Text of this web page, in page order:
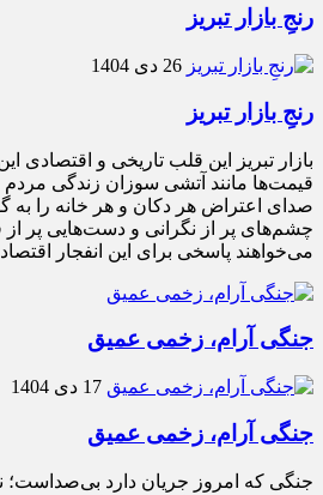
رنجِ بازار تبریز
26 دی 1404
رنجِ بازار تبریز
بازار تبریز این قلب تاریخی و اقتصادی
قیمت‌ها مانند آتشی سوزان زندگی مردم
صدای اعتراض هر دکان و هر خانه را
چشم‌های پر از نگرانی و دست‌هایی پر
می‌خواهند پاسخی برای این انفجار
جنگی آرام، زخمی عمیق
17 دی 1404
جنگی آرام، زخمی عمیق
جنگی که امروز جریان دارد بی‌صداست؛ نه